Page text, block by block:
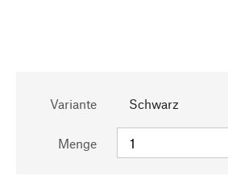
Variante Schwarz
Menge